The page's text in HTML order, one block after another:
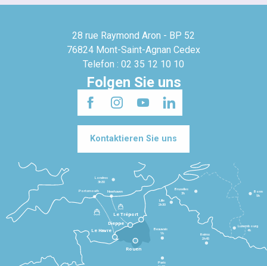
28 rue Raymond Aron - BP 52
76824 Mont-Saint-Agnan Cedex
Telefon : 02 35 12 10 10
Folgen Sie uns
Kontaktieren Sie uns
Le Havre
Dieppe
Le Tréport
Paris
Beauvais
1h
Reims
2h45
Lille
2h30
Bruxelles
3h
Londres
3h30
Newhaven
Portsmouth
Bonn
5h
Luxembourg
4h
Rouen